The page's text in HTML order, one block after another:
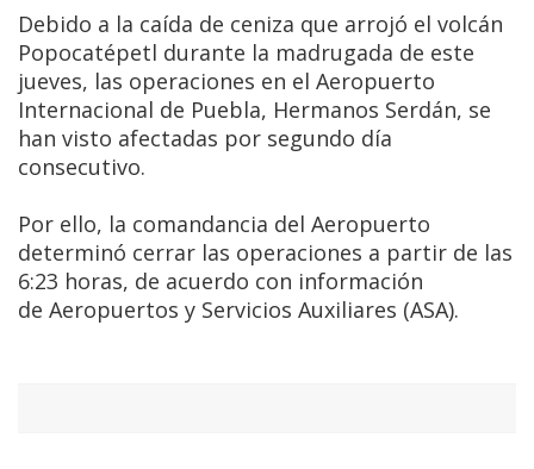
Debido a la caída de ceniza que arrojó el volcán
Popocatépetl durante la madrugada de este
jueves, las operaciones en el Aeropuerto
Internacional de Puebla, Hermanos Serdán, se
han visto afectadas por segundo día
consecutivo.
Por ello, la comandancia del Aeropuerto
determinó cerrar las operaciones a partir de las
6:23 horas, de acuerdo con información
de Aeropuertos y Servicios Auxiliares (ASA).